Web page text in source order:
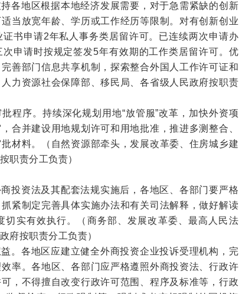
各地区根据本地经济发展需要，对于急需紧缺的创新
当放宽年龄、学历或工作经历等限制。对有创新创业
书申请2年私人事务类居留许可。已连续两次申请办
申请时按规定签发5年有效期的工作类居留许可。优
善部门信息共享机制，探索整合外国人工作许可证和
人力资源社会保障部、移民局、各省级人民政府按职责
程序。 持续深化规划用地“放管服”改革，加快外资项
合并建设用地规划许可和用地批准，推进多测整合、
材料。
（自然资源部牵头，发展改革委、住房城乡建
职责分工负责）
投资法及其配套法规实施后，各地区、各部门要严格
紧制定完善具体实施办法和有关司法解释，做好解读
实有效执行。
（商务部、发展改革委、最高人民法
府按职责分工负责）
。 各地区应建立健全外商投资企业投诉受理机构，完
率。各地区、各部门应严格遵照外商投资法、行政许
，不得擅自改变行政许可范围、程序及标准等，行政